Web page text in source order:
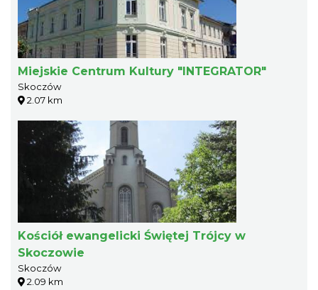
Miejskie Centrum Kultury "INTEGRATOR"
Skoczów
2.07 km
Kościół ewangelicki Świętej Trójcy w
Skoczowie
Skoczów
2.09 km